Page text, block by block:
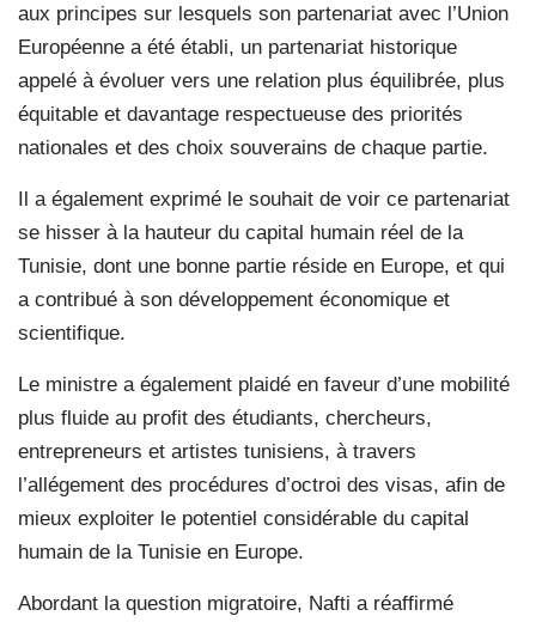
aux principes sur lesquels son partenariat avec l’Union
Européenne a été établi, un partenariat historique
appelé à évoluer vers une relation plus équilibrée, plus
équitable et davantage respectueuse des priorités
nationales et des choix souverains de chaque partie.
Il a également exprimé le souhait de voir ce partenariat
se hisser à la hauteur du capital humain réel de la
Tunisie, dont une bonne partie réside en Europe, et qui
a contribué à son développement économique et
scientifique.
Le ministre a également plaidé en faveur d’une mobilité
plus fluide au profit des étudiants, chercheurs,
entrepreneurs et artistes tunisiens, à travers
l’allégement des procédures d’octroi des visas, afin de
mieux exploiter le potentiel considérable du capital
humain de la Tunisie en Europe.
Abordant la question migratoire, Nafti a réaffirmé